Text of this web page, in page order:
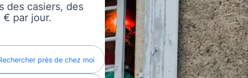
des casiers, des
par jour.
près de chez moi